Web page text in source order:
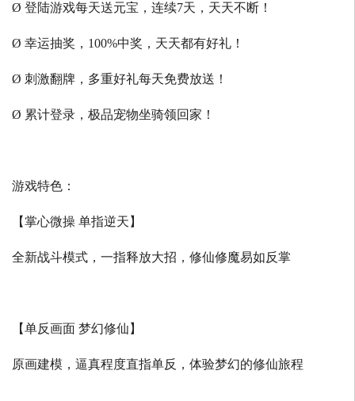
Ø 登陆游戏每天送元宝，连续7天，天天不断！
Ø 幸运抽奖，100%中奖，天天都有好礼！
Ø 刺激翻牌，多重好礼每天免费放送！
Ø 累计登录，极品宠物坐骑领回家！
游戏特色：
【掌心微操 单指逆天】
全新战斗模式，一指释放大招，修仙修魔易如反掌
【单反画面 梦幻修仙】
原画建模，逼真程度直指单反，体验梦幻的修仙旅程